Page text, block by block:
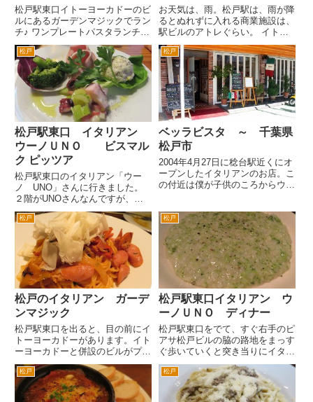
松戸駅東口イトーヨーカドーのビ
ルにあるガーデンマジックでラン
チ♪ ワンプレートパスタランチ
が、良さそう。1080円。 窓際の
席だと庭が見えます。敷地の外
は、松戸中央公園です。厳密に
は、公園の脇かも。 トマトソー
スのパスタ。ガーリックトース
ト...
ーナ
お天気は、雨。松戸駅は、雨が降
るとぬれずに入れる商業施設は、
駅ビルのアトレぐらい。 イトー
ヨーカドーも伊勢丹も傘をさして
あるいていかないとなりません。
たぶん商業施設としては、雨に弱
い松戸駅周辺かと思います。
そんな松戸駅東口駅前のイトー
ヨ...
松戸
松戸駅東口 イタリアン
ウーノＵＮＯ ビスマル
ク ピッツア
松戸駅東口のイタリアン「ウー
ノ UNO」さんに行きました。
２階がUNOさんなんですが、１
階の本屋さんが真っ赤な看板なん
で目立ちます。 きょう案内さ
れたのは、大テーブル席。１２人
程度座れる大きなテーブルです。
UNOさんは一般的なテーブル...
松戸
ベッラビスタ ～ 千葉県
松戸市
2004年4月27日に稔台駅近くにオ
ープンしたイタリアンのお店。こ
の付近は僕が子供のころからウロ
ないかなと思います。活気ある稔
台商店街の一角です。 場所は、
新京成電鉄の稔台駅を降り...
松戸
松戸のイタリアン ガーデ
ンマジック
松戸駅東口を出ると、目の前にイ
トーヨーカドーがあります。イト
ーヨーカドーと併設のビルがプラ
ーレ松戸。そのプラーレ松戸の屋
上フロアにあるイタリアン「ガー
デンマジック」。ちょっと創作っ
ぽい料理が魅力です。ビールは、
松戸
松戸駅東口イタリアン ウ
ーノＵＮＯ ディナー
松戸駅東口をでて、すぐ右手のピ
アサ松戸ビルの脇の路地をまっす
ぐ歩いていくと突き当りにイタリ
アンレストラン「UNOウーノ」
さんがあります。 1階が本屋さん
の2階になります。 ビールの写
真を撮り忘れましたが、ビールの
松戸 松戸